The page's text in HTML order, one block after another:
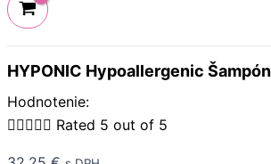
HYPONIC Hypoallergenic
Hodnotenie:
 Rated 5 out of 5